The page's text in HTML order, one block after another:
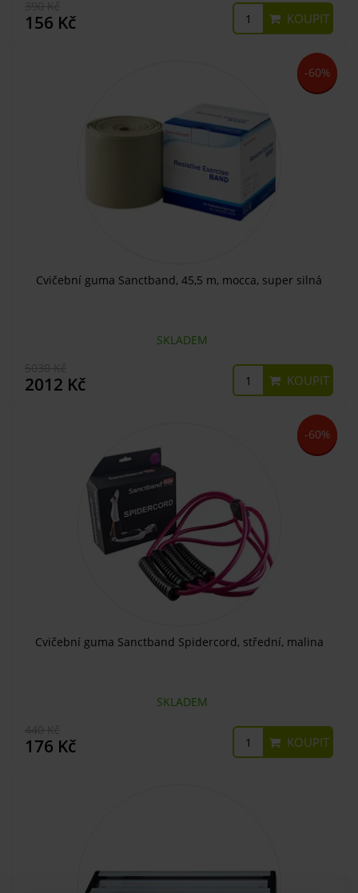
156 Kč KOUPIT
-60%
Cvičební guma Sanctband, 45,5 m, mocca, super silná
SKLADEM
2012 Kč KOUPIT
-60%
Cvičební guma Sanctband Spidercord, střední, malina
SKLADEM
176 Kč KOUPIT